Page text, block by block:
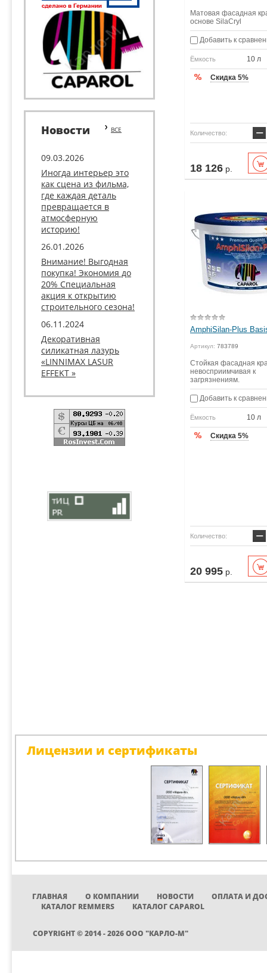
Новости ВСЕ
09.03.2026
Иногда интерьер это
как сцена из фильма,
где каждая деталь
превращается в
атмосферную
историю!
26.01.2026
Внимание! Выгодная
покупка! Экономия до
20% Специальная
акция к открытию
строительного сезона!
06.11.2024
Декоративная
силикатная лазурь
«LINNIMAX LASUR
EFFEKT »
Матовая фасадная
основе SilaCryl
Добавить к
Ёмкость 10 л
Скидка 5%
Количество: −
18 126 р.
AmphiSilan-Plus
Артикул: 783789
Стойкая фасадная
невосприимчивая к
загрязнениям.
Добавить к
Ёмкость 10 л
Скидка 5%
Количество: −
20 995 р.
Лицензии и сертификаты
ГЛАВНАЯ О КОМПАНИИ НОВОСТИ
ОПЛАТА И
КАТАЛОГ REMMERS
КАТАЛОГ CAPAROL
COPYRIGHT © 2014 - 2026 ООО "КАРЛО-М"